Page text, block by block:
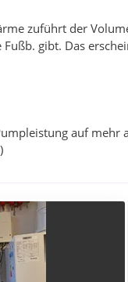
zuführt der
gibt. Das
auf mehr